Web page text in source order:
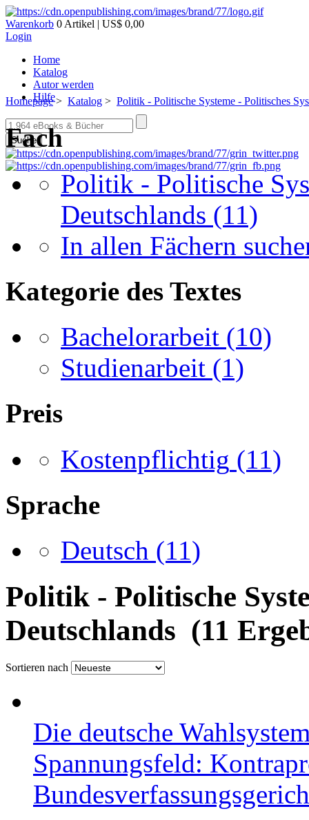
Warenkorb 0 Artikel | US$ 0,00
Login
Home
Katalog
Autor werden
Hilfe
Suche
Homepage> Katalog > Politik - Politische Systeme - Politisches
Fach
Politik - Politische
Deutschlands (11)
In allen Fächern
Kategorie des Textes
Bachelorarbeit (10)
Studienarbeit (1)
Preis
Kostenpflichtig (11)
Sprache
Deutsch (11)
Politik - Politische
Deutschlands (11
Sortieren nach
Die deutsche
Spannungsfeld: